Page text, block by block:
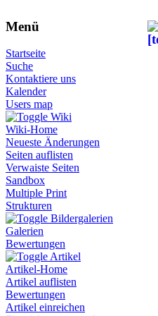
Menü
Startseite
Suche
Kontaktiere uns
Kalender
Users map
Wiki
Wiki-Home
Neueste Änderungen
Seiten auflisten
Verwaiste Seiten
Sandbox
Multiple Print
Strukturen
Bildergalerien
Galerien
Bewertungen
Artikel
Artikel-Home
Artikel auflisten
Bewertungen
Artikel einreichen